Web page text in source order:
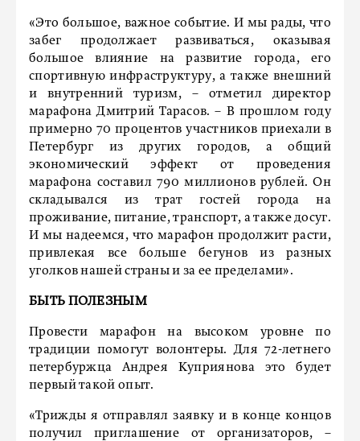
«Это большое, важное событие. И мы рады, что
забег продолжает развиваться, оказывая
большое влияние на развитие города, его
спортивную инфраструктуру, а также внешний
и внутренний туризм, – отметил директор
марафона Дмитрий Тарасов. – В прошлом году
примерно 70 процентов участников приехали в
Петербург из других городов, а общий
экономический эффект от проведения
марафона составил 790 миллионов рублей. Он
складывался из трат гостей города на
проживание, питание, транспорт, а также досуг.
И мы надеемся, что марафон продолжит расти,
привлекая все больше бегунов из разных
уголков нашей страны и за ее пределами».
БЫТЬ ПОЛЕЗНЫМ
Провести марафон на высоком уровне по
традиции помогут волонтеры. Для 72-летнего
петербуржца Андрея Куприянова это будет
первый такой опыт.
«Трижды я отправлял заявку и в конце концов
получил приглашение от организаторов, –